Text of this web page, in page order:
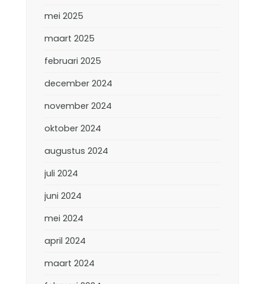
mei 2025
maart 2025
februari 2025
december 2024
november 2024
oktober 2024
augustus 2024
juli 2024
juni 2024
mei 2024
april 2024
maart 2024